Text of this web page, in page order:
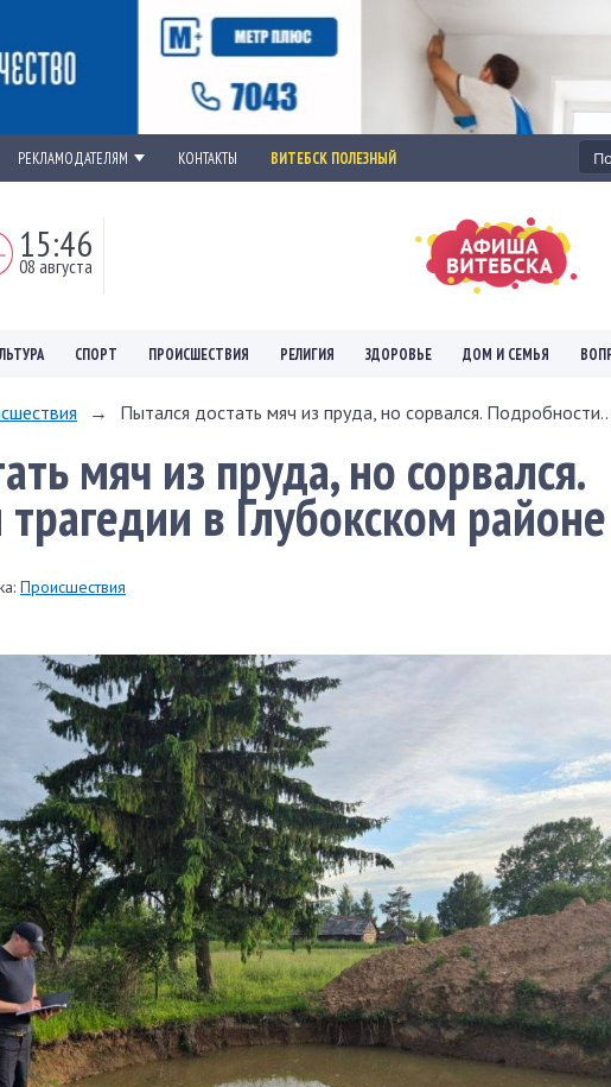
РЕКЛАМОДАТЕЛЯМ КОНТАКТЫ ВИТЕБСК ПОЛЕЗНЫЙ
15:46
08 августа
СПОРТ ПРОИСШЕСТВИЯ РЕЛИГИЯ ЗДОРОВЬЕ ДОМ И СЕМЬЯ
→ Пытался достать мяч из пруда, но сорвался. Подробности...
мяч из пруда, но сорвался.
в Глубокском районе
Происшествия